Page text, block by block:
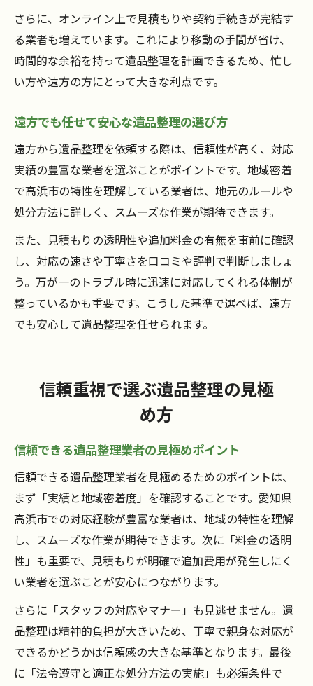
さらに、オンライン上で見積もりや契約手続きが完結す
る業者も増えています。これにより移動の手間が省け、
時間的な余裕を持って遺品整理を計画できるため、忙し
い方や遠方の方にとって大きな利点です。
遠方でも任せて安心な遺品整理の選び方
遠方から遺品整理を依頼する際は、信頼性が高く、対応
実績の豊富な業者を選ぶことがポイントです。地域密着
で高浜市の特性を理解している業者は、地元のルールや
処分方法に詳しく、スムーズな作業が期待できます。
また、見積もりの透明性や追加料金の有無を事前に確認
し、対応の速さや丁寧さを口コミや評判で判断しましょ
う。万が一のトラブル時に迅速に対応してくれる体制が
整っているかも重要です。こうした基準で選べば、遠方
でも安心して遺品整理を任せられます。
信頼重視で選ぶ遺品整理の見極
め方
信頼できる遺品整理業者の見極めポイント
信頼できる遺品整理業者を見極めるためのポイントは、
まず「実績と地域密着度」を確認することです。愛知県
高浜市での対応経験が豊富な業者は、地域の特性を理解
し、スムーズな作業が期待できます。次に「料金の透明
性」も重要で、見積もりが明確で追加費用が発生しにく
い業者を選ぶことが安心につながります。
さらに「スタッフの対応やマナー」も見逃せません。遺
品整理は精神的負担が大きいため、丁寧で親身な対応が
できるかどうかは信頼感の大きな基準となります。最後
に「法令遵守と適正な処分方法の実施」も必須条件で